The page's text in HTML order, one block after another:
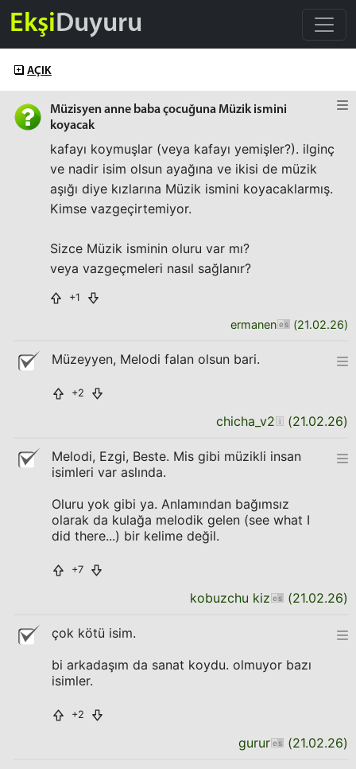
EkşiDuyuru
AÇIK
Müzisyen anne baba çocuğuna Müzik ismini
koyacak
kafayı koymuşlar (veya kafayı yemişler?). ilginç
ve nadir isim olsun ayağına ve ikisi de müzik
aşığı diye kızlarına Müzik ismini koyacaklarmış.
Kimse vazgeçirtemiyor.
Sizce Müzik isminin oluru var mı?
veya vazgeçmeleri nasıl sağlanır?
+1
ermanen (21.02.26)
Müzeyyen, Melodi falan olsun bari.
+2
chicha_v2 (21.02.26)
Melodi, Ezgi, Beste. Mis gibi müzikli insan
isimleri var aslında.
Oluru yok gibi ya. Anlamından bağımsız
olarak da kulağa melodik gelen (see what I
did there...) bir kelime değil.
+7
kobuzchu kiz (21.02.26)
çok kötü isim.
bi arkadaşım da sanat koydu. olmuyor bazı
isimler.
+2
gurur (21.02.26)